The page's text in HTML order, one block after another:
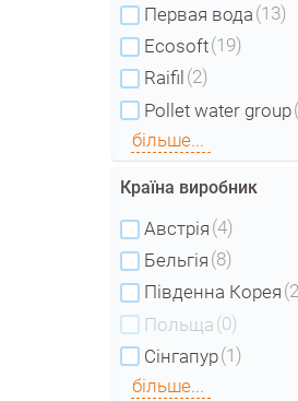
Первая вода (13)
Ecosoft(19)
Raifil (2)
Pollet water group
більше...
Країна виробник
Австрія (4)
Бельгія (8)
Південна Корея
Польща (0)
Сінгапур(1)
більше...